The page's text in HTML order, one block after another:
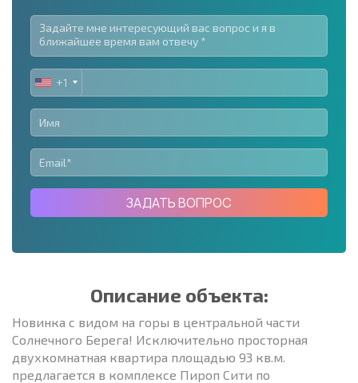
UNITED
STATES
+1
+1
ЗАДАТЬ ВОПРОС
Описание объекта:
Новинка с видом на горы в центральной части
Солнечного Берега! Исключительно просторная
двухкомнатная квартира площадью 93 кв.м.
предлагается в комплексе Пироп Сити по